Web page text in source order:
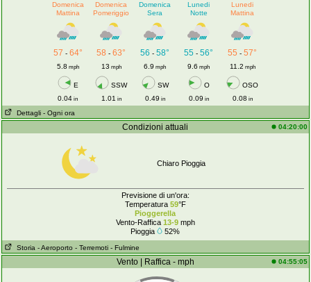
Domenica
Mattina
Domenica
Pomeriggio
Domenica
Sera
Lunedi
Notte
Lunedi
Mattina
57 - 64° 58 -63° 56 -58° 55 -56° 55 -57°
5.8 mph 13 mph 6.9 mph 9.6 mph 11.2 mph
E SSW SW O
OSO
0.04 in 1.01 in 0.49 in 0.09 in 0.08 in
Dettagli - Ogni ora
Condizioni attuali 04:20:00
Chiaro Pioggia
Previsione di un'ora:
Temperatura 59°F
Pioggerella
Vento-Raffica 13-9mph
Pioggia
52%
Storia - Aeroporto - Terremoti - Fulmine
Vento | Raffica - mph 04:55:05